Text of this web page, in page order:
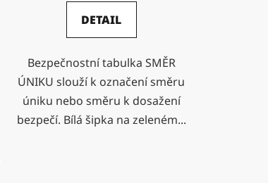
DETAIL
Bezpečnostní tabulka SMĚR
ÚNIKU slouží k označení směru
úniku nebo směru k dosažení
bezpečí. Bílá šipka na zeleném...